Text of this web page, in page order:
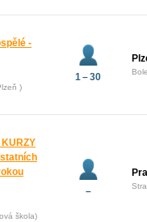
-
)
1 – 30
KURZY
škola)
–